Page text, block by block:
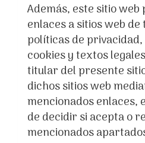
Además, este sitio
enlaces a sitios web
políticas de
cookies y textos
titular del presente
dichos sitios web
mencionados enlaces,
de decidir si acepta o
mencionados